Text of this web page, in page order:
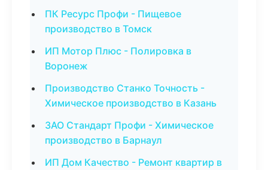
ПК Ресурс Профи - Пищевое
производство в Томск
ИП Мотор Плюс - Полировка в
Воронеж
Производство Станко Точность -
Химическое производство в Казань
ЗАО Стандарт Профи - Химическое
производство в Барнаул
ИП Дом Качество - Ремонт квартир в